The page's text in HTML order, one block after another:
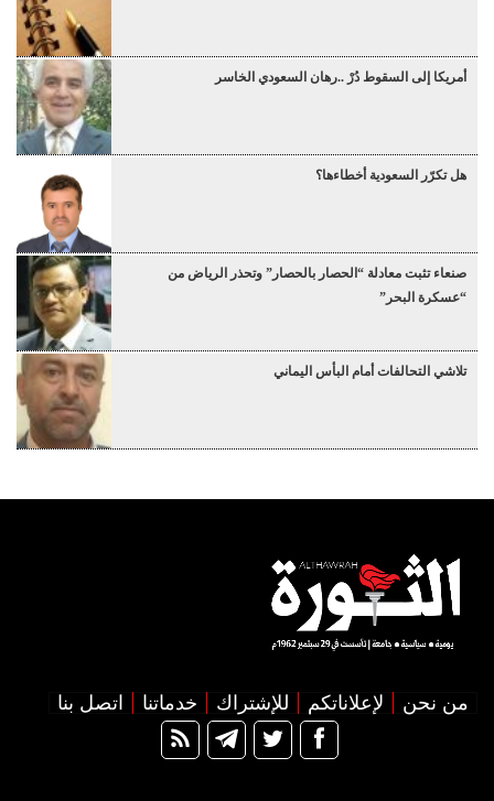
أمريكا إلى السقوط دُرْ ..رهان السعودي الخاسر
هل تكرّر السعودية أخطاءها؟
صنعاء تثبت معادلة “الحصار بالحصار” وتحذر الرياض من
“عسكرة البحر”
تلاشي التحالفات أمام البأس اليماني
من نحن لإعلاناتكم للإشتراك خدماتنا اتصل بنا